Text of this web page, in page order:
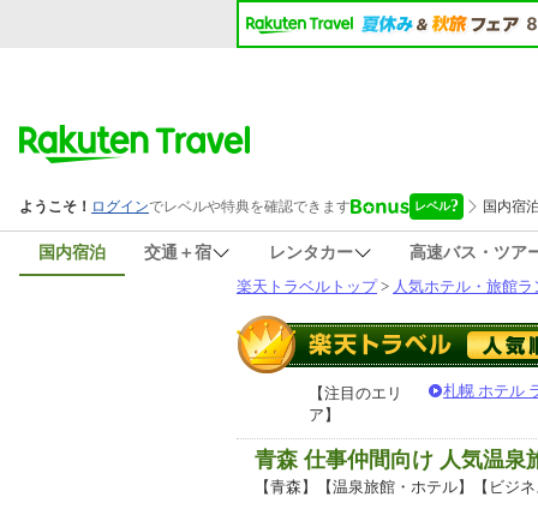
国内宿泊 交通＋宿 レンタカー
高速バス・ツア
楽天トラベルトップ> 人気ホテル・旅館ラ
【注目のエリ
ア】
札幌 ホテル
青森 仕事仲間向け 人気温泉
【青森】【温泉旅館・ホテル】【ビジ